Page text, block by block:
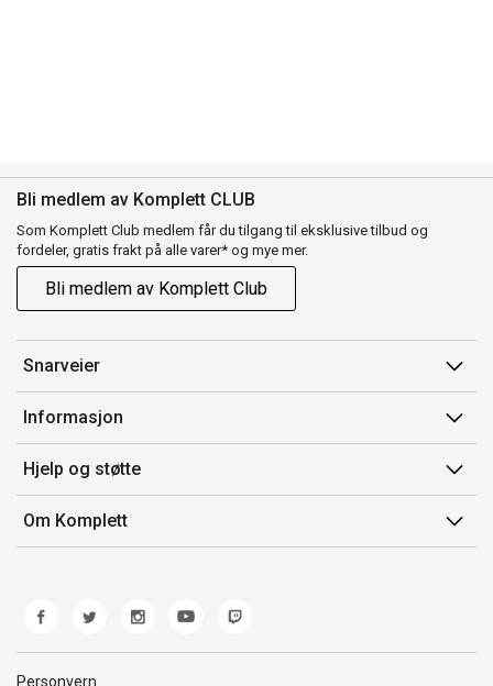
Bli medlem av Komplett CLUB
Som Komplett Club medlem får du tilgang til eksklusive tilbud og
fordeler, gratis frakt på alle varer* og mye mer.
Bli medlem av Komplett Club
Snarveier
Min side
Ordreoversikt
Flex
Komplett Club
Informasjon
Salgsbetingelser
Medlemsvilkår for Komplett Club
Merker/produsent
Hjelp og støtte
Kontakt oss
Kundeservice
Retur
Reklamasjon og garanti
Om Komplett
Personvern